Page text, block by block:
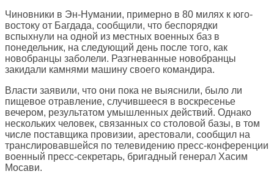
Чиновники в Эн-Нумании, примерно в 80 милях к юго-
востоку от Багдада, сообщили, что беспорядки
вспыхнули на одной из местных военных баз в
понедельник, на следующий день после того, как
новобранцы заболели. Разгневанные новобранцы
закидали камнями машину своего командира.
Власти заявили, что они пока не выяснили, было ли
пищевое отравление, случившееся в воскресенье
вечером, результатом умышленных действий. Однако
нескольких человек, связанных со столовой базы, в том
числе поставщика провизии, арестовали, сообщил на
транслировавшейся по телевидению пресс-конференции
военный пресс-секретарь, бригадный генерал Хасим
Мосави.